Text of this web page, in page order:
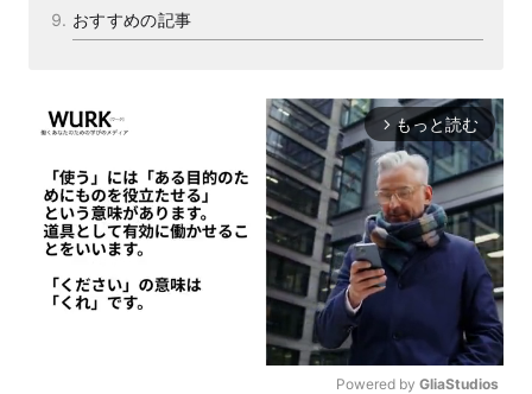
おすすめの記事
arrow_forward_ios もっと読む
Powered by GliaStudios